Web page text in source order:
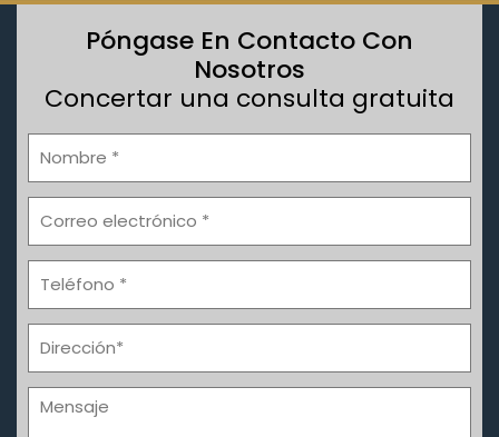
Póngase En Contacto Con
Nosotros
Concertar una consulta gratuita